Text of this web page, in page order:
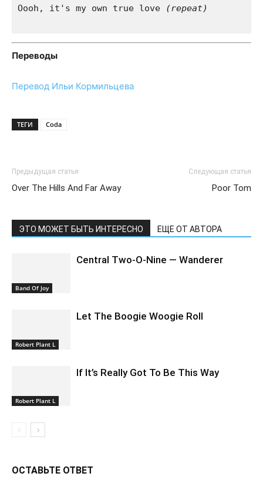
Oooh, it's my own true love (repeat)
Переводы
Перевод Ильи Кормильцева
ТЕГИ Coda
Предыдущая статья
Over The Hills And Far Away
Следующая статья
Poor Tom
ЭТО МОЖЕТ БЫТЬ ИНТЕРЕСНО ЕЩЕ ОТ АВТОРА
Band Of Joy
Central Two-O-Nine — Wanderer
Robert Plant L
Let The Boogie Woogie Roll
Robert Plant L
If It’s Really Got To Be This Way
ОСТАВЬТЕ ОТВЕТ